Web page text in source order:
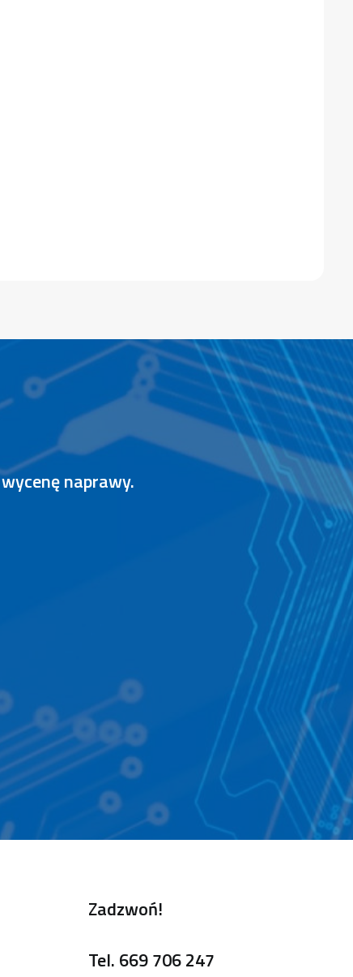
naprawy.
Zadzwoń!
Tel. 669 706 247